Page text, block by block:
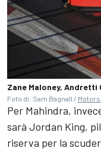
Zane Maloney, Andretti
Foto di: Sam Bagnall /
Per Mahindra,
sarà Jordan King,
riserva per la